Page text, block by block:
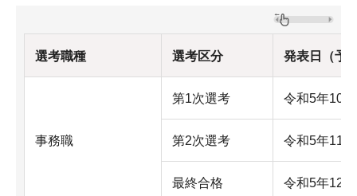
選考職種 選考区分 発表日（予
事務職
第1次選考 令和5年10
第2次選考 令和5年11
最終合格 令和5年12